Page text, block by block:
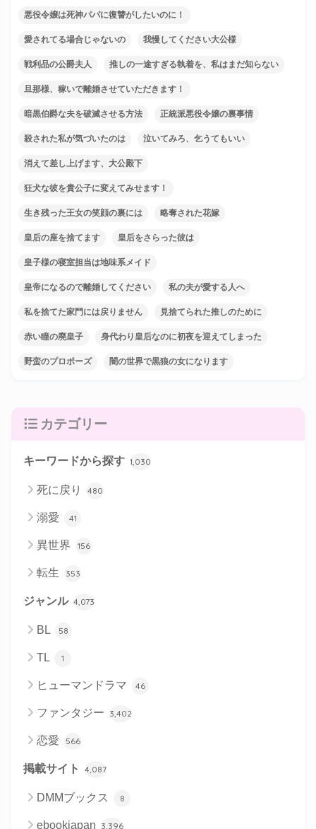
悪役令嬢は死神パパに復讐がしたいのに！
愛されてる場合じゃないの 我慢してください大公様
戦利品の公爵夫人 推しの一途すぎる執着を、私はまだ知らない
旦那様、稼いで離婚させていただきます！
暗黒伯爵な夫を破滅させる方法 正統派悪役令嬢の裏事情
殺された私が気づいたのは 泣いてみろ、乞うてもいい
消えて差し上げます、大公殿下
狂犬な彼を貴公子に変えてみせます！
生き残った王女の笑顔の裏には 略奪された花嫁
皇后の座を捨てます 皇后をさらった彼は
皇子様の寝室担当は地味系メイド
皇帝になるので離婚してください 私の夫が愛する人へ
私を捨てた家門には戻りません 見捨てられた推しのために
赤い瞳の廃皇子 身代わり皇后なのに初夜を迎えてしまった
野蛮のプロポーズ 闇の世界で黒狼の女になります
カテゴリー
キーワードから探す 1,030
死に戻り 480
溺愛 41
異世界 156
転生 353
ジャンル 4,073
BL 58
TL 1
ヒューマンドラマ 46
ファンタジー 3,402
恋愛 566
掲載サイト 4,087
DMMブックス 8
ebookjapan 3,396